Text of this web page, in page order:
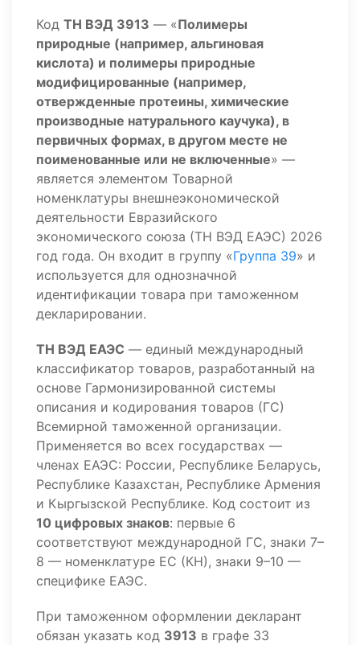
Код ТН ВЭД 3913 — «Полимеры
природные (например, альгиновая
кислота) и полимеры природные
модифицированные (например,
отвержденные протеины, химические
производные натурального каучука), в
первичных формах, в другом месте не
поименованные или не включенные» —
является элементом Товарной
номенклатуры внешнеэкономической
деятельности Евразийского
экономического союза (ТН ВЭД ЕАЭС) 2026
год года. Он входит в группу «Группа 39» и
используется для однозначной
идентификации товара при таможенном
декларировании.
ТН ВЭД ЕАЭС — единый международный
классификатор товаров, разработанный на
основе Гармонизированной системы
описания и кодирования товаров (ГС)
Всемирной таможенной организации.
Применяется во всех государствах —
членах ЕАЭС: России, Республике Беларусь,
Республике Казахстан, Республике Армения
и Кыргызской Республике. Код состоит из
10 цифровых знаков: первые 6
соответствуют международной ГС, знаки 7–
8 — номенклатуре ЕС (КН), знаки 9–10 —
специфике ЕАЭС.
При таможенном оформлении декларант
обязан указать код 3913 в графе 33